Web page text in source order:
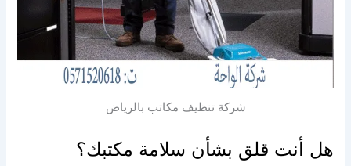
شركة تنظيف مكاتب بالرياض
هل أنت قلق بشأن سلامة مكتبك؟